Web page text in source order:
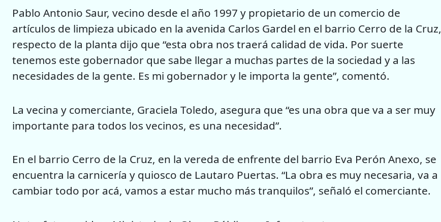
Pablo Antonio Saur, vecino desde el año 1997 y propietario de un comercio de
artículos de limpieza ubicado en la avenida Carlos Gardel en el barrio Cerro de la Cruz,
respecto de la planta dijo que “esta obra nos traerá calidad de vida. Por suerte
tenemos este gobernador que sabe llegar a muchas partes de la sociedad y a las
necesidades de la gente. Es mi gobernador y le importa la gente”, comentó.
La vecina y comerciante, Graciela Toledo, asegura que “es una obra que va a ser muy
importante para todos los vecinos, es una necesidad”.
En el barrio Cerro de la Cruz, en la vereda de enfrente del barrio Eva Perón Anexo, se
encuentra la carnicería y quiosco de Lautaro Puertas. “La obra es muy necesaria, va a
cambiar todo por acá, vamos a estar mucho más tranquilos”, señaló el comerciante.